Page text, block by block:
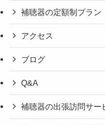
補聴器の定額制プラン
アクセス
ブログ
Q&A
補聴器の出張訪問サー